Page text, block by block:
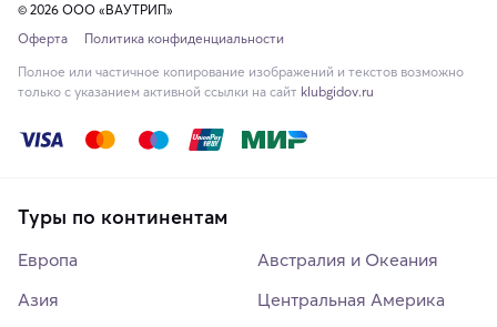
© 2026 ООО «ВАУТРИП»
Оферта
Политика конфиденциальности
Полное или частичное копирование изображений и текстов возможно
только с указанием активной ссылки на сайт klubgidov.ru
Туры по континентам
Европа
Азия
Австралия и Океания
Центральная Америка